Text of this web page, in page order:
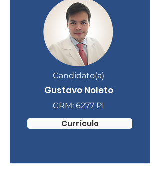
Candidato(a)
Gustavo Noleto
CRM: 6277 PI
Currículo